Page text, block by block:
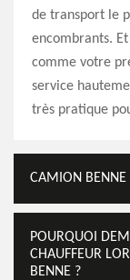
de transport le
encombrants.
comme votre
service
très pratique
CAMION BENNE
POURQUOI
CHAUFFEUR
BENNE ?